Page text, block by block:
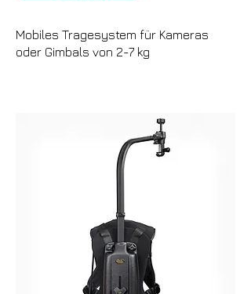
Mobiles Tragesystem für Kameras
oder Gimbals von 2-7 kg